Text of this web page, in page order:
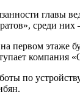
главы
среди
первом этаже
компания
по